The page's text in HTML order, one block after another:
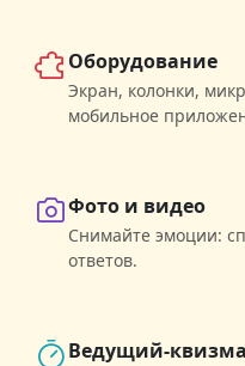
Оборудование
Экран, колонки,
мобильное
Фото и видео
Снимайте эмоции:
ответов.
Ведущий-